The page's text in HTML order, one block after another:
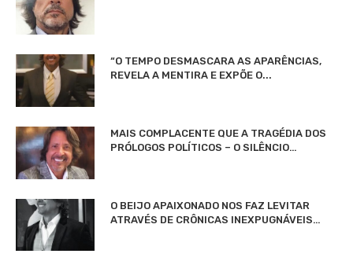
“O TEMPO DESMASCARA AS APARÊNCIAS,
REVELA A MENTIRA E EXPÕE O...
MAIS COMPLACENTE QUE A TRAGÉDIA DOS
PRÓLOGOS POLÍTICOS – O SILÊNCIO…
O BEIJO APAIXONADO NOS FAZ LEVITAR
ATRAVÉS DE CRÔNICAS INEXPUGNÁVEIS…